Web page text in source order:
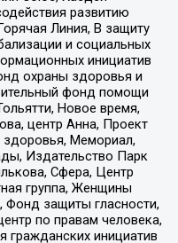
развитию
Линия, В защиту
и социальных
инициатив
охраны здоровья и
фонд помощи
Новое время,
центр Анна, Проект
здоровья, Мемориал,
Издательство Парк
Сфера, Центр
группа, Женщины
Фонд защиты гласности,
по правам человека,
гражданских инициатив